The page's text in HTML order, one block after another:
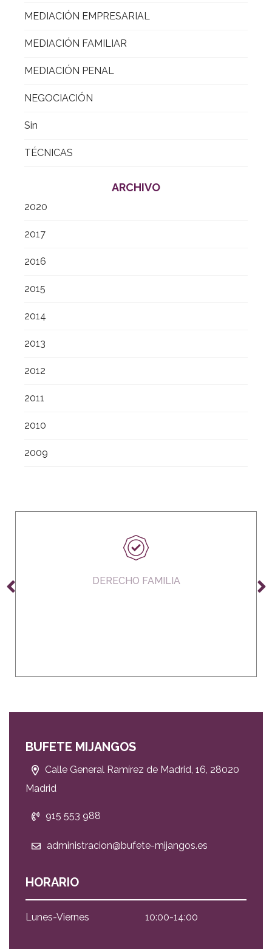
MEDIACIÓN EMPRESARIAL
MEDIACIÓN FAMILIAR
MEDIACIÓN PENAL
NEGOCIACIÓN
Sin
TÉCNICAS
ARCHIVO
2020
2017
2016
2015
2014
2013
2012
2011
2010
2009
DERECHO FAMILIA
BUFETE MIJANGOS
Calle General Ramírez de Madrid, 16, 28020
Madrid
915 553 988
administracion@bufete-mijangos.es
HORARIO
Lunes-Viernes 10:00-14:00